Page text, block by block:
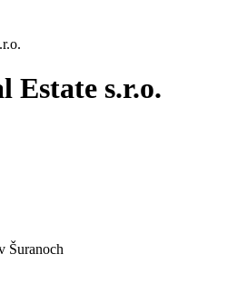
Estate s.r.o.
Šuranoch